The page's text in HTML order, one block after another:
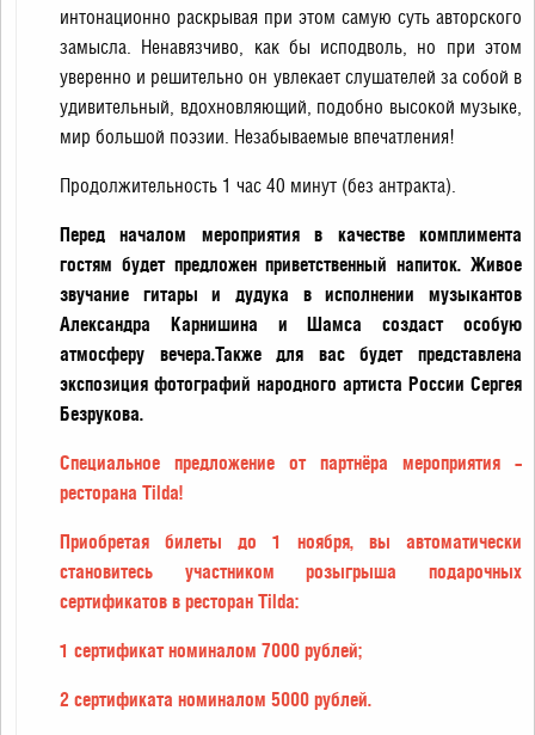
интонационно раскрывая при этом самую суть авторского
замысла. Ненавязчиво, как бы исподволь, но при этом
уверенно и решительно он увлекает слушателей за собой в
удивительный, вдохновляющий, подобно высокой музыке,
мир большой поэзии. Незабываемые впечатления!
Продолжительность 1 час 40 минут (без антракта).
Перед началом мероприятия в качестве комплимента
гостям будет предложен приветственный напиток. Живое
звучание гитары и дудука в исполнении музыкантов
Александра Карнишина и Шамса создаст особую
атмосферу вечера.Также для вас будет представлена
экспозиция фотографий народного артиста России Сергея
Безрукова.
Специальное предложение от партнёра мероприятия –
ресторана Tilda!
Приобретая билеты до 1 ноября, вы автоматически
становитесь участником розыгрыша подарочных
сертификатов в ресторан Tilda:
1 сертификат номиналом 7000 рублей;
2 сертификата номиналом 5000 рублей.